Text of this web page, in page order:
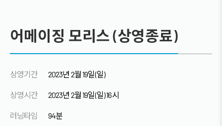
어메이징 모리스 (상영종료)
상영기간 2023년 2월 19일(일)
상영시간 2023년 2월 19일(일) 16시
러닝타임 94분